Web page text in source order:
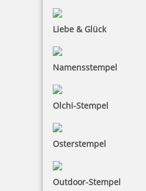
Liebe & Glück
Namensstempel
Olchi-Stempel
Osterstempel
Outdoor-Stempel
Trodat Classic
68,85 €